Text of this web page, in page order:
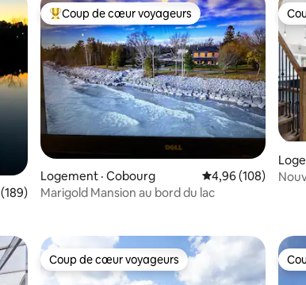
aimés
de 4,97 sur 5, 189 commentaires
Coup de cœur voyageurs parmi les plus aimés
Coup de cœur voyageurs
Logement · Cobourg Note moyenne de
4,96 (108)
Marigold Mansion au bord du lac
Coup de cœur voyageurs
Coup de cœur voyageurs